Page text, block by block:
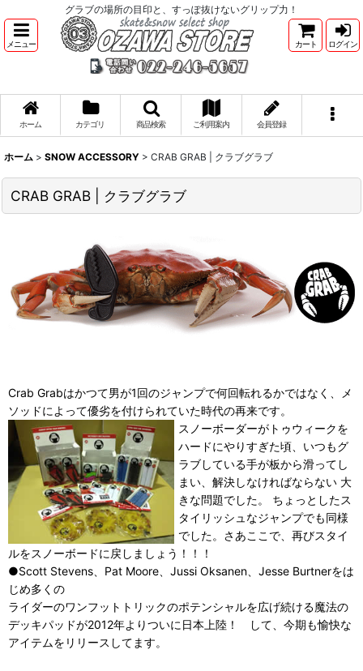
グラブの場所の目印と、すっぽ抜けないグリップ力！
メニュー カート ログイン
ホーム カテゴリ 商品検索 ご利用案内 会員登録
ホーム > SNOW ACCESSORY > CRAB GRAB | クラブグラブ
CRAB GRAB | クラブグラブ
Crab Grabはかつて男が1回のジャンプで何回転れるかではなく、メ
ソッドによって優劣を付けられていた時代の再来です。
スノーボーダーがトゥウィークを
ハードにやりすぎた頃、いつもグ
ラブしている手が板から滑ってし
まい、解決しなければならない 大
きな問題でした。 ちょっとしたス
タイリッシュなジャンプでも同様
でした。さあここで、再びスタイ
ルをスノーボードに戻しましょう！！！
●Scott Stevens、Pat Moore、Jussi Oksanen、Jesse Burtnerをは
じめ多くの
ライダーのワンフットトリックのポテンシャルを広げ続ける魔法の
デッキパッドが2012年よりついに日本上陸！ して、今期も愉快な
アイテムをリリースしてます。